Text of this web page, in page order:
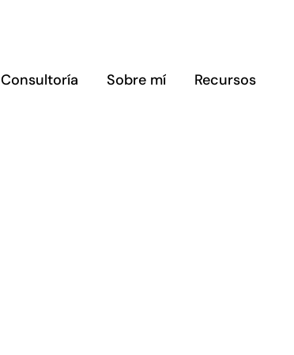
Consultoría Sobre mí Recursos